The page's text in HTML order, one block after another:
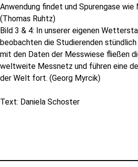
Anwendung findet und Spurengase wie
(Thomas Ruhtz)
Bild 3 & 4: In unserer eigenen
beobachten die Studierenden
mit den Daten der Messwiese fließen
weltweite Messnetz und führen eine
der Welt fort. (Georg Myrcik)
Text: Daniela Schoster